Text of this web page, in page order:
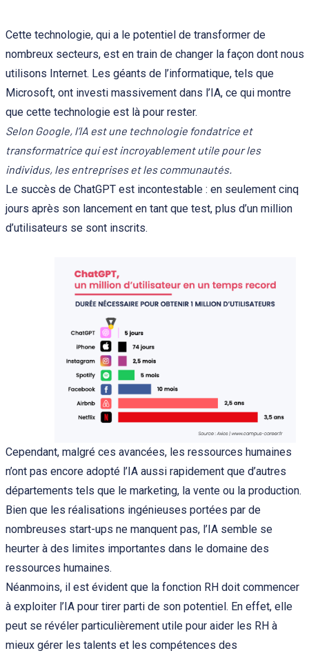
Cette technologie, qui a le potentiel de transformer de
nombreux secteurs, est en train de changer la façon dont nous
utilisons Internet. Les géants de l’informatique, tels que
Microsoft, ont investi massivement dans l’IA, ce qui montre
que cette technologie est là pour rester.
Selon Google, l’IA est une technologie fondatrice et
transformatrice qui est incroyablement utile pour les
individus, les entreprises et les communautés.
Le succès de ChatGPT est incontestable : en seulement cinq
jours après son lancement en tant que test, plus d’un million
d’utilisateurs se sont inscrits.
Cependant, malgré ces avancées, les ressources humaines
n’ont pas encore adopté l’IA aussi rapidement que d’autres
départements tels que le marketing, la vente ou la production.
Bien que les réalisations ingénieuses portées par de
nombreuses start-ups ne manquent pas, l’IA semble se
heurter à des limites importantes dans le domaine des
ressources humaines.
Néanmoins, il est évident que la fonction RH doit commencer
à exploiter l’IA pour tirer parti de son potentiel. En effet, elle
peut se révéler particulièrement utile pour aider les RH à
mieux gérer les talents et les compétences des